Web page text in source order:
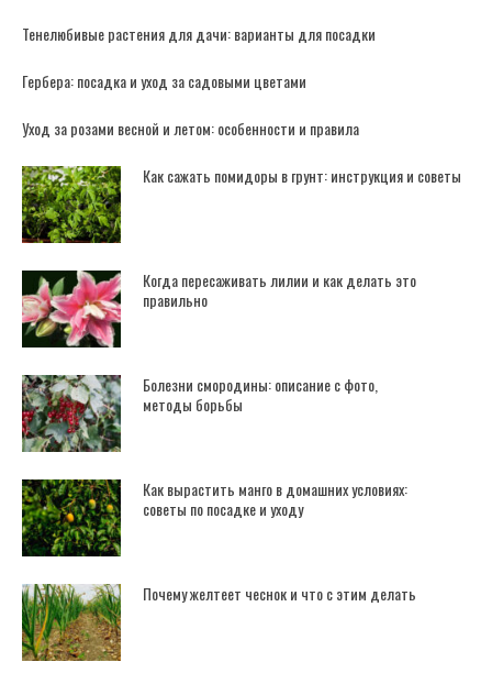
Тенелюбивые растения для дачи: варианты для посадки
Гербера: посадка и уход за садовыми цветами
Уход за розами весной и летом: особенности и правила
Как сажать помидоры в грунт: инструкция и советы
Когда пересаживать лилии и как делать это
правильно
Болезни смородины: описание с фото,
методы борьбы
Как вырастить манго в домашних условиях:
советы по посадке и уходу
Почему желтеет чеснок и что с этим делать